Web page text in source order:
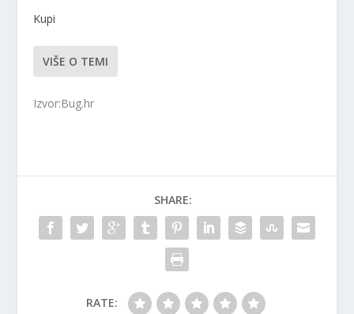
Kupi
VIŠE O TEMI
Izvor:Bug.hr
SHARE:
RATE: